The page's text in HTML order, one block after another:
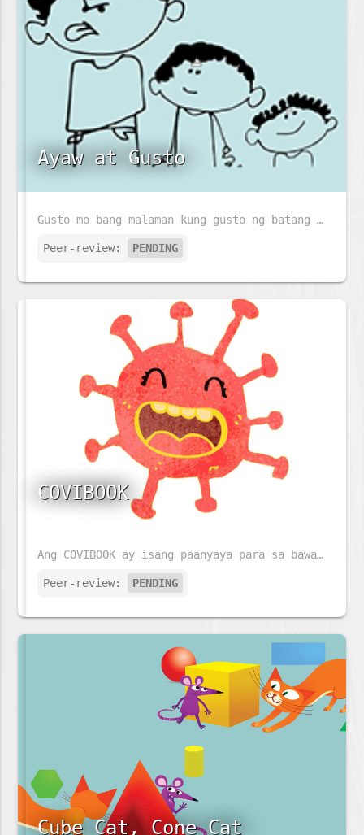
Ayaw at Gusto
Gusto mo bang malaman kung gusto ng batang ito ang pumasok sa eskwelahan? Kung gusto mo, basahin mo ang istoryang ito.
Peer-review: PENDING
COVIBOOK
Ang COVIBOOK ay isang paanyaya para sa bawat pamilya na pag-usapan ang kanilang mga damdamin ukol sa COVID-19.
Peer-review: PENDING
Cube Cat, Cone Cat